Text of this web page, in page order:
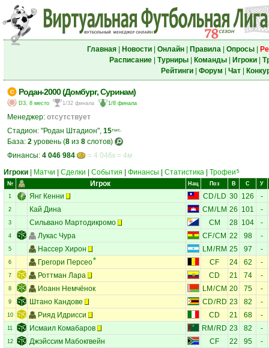
Главная| Новости| Онлайн| Правила| Опросы|
Расписание| Турниры| Команды| Игроки|
Рейтинги| Форум Чат|
Родан-2000 (Домбург, Суринам)
D3, 8 место 1/32 финала 1/8 финала
Менеджер: отсутствует
Стадион: "Родан Штадион", 15тыс.
База: 2 уровень (8 из 8 слотов)
Финансы: 4 046 984
= 4 046к = 4м
Игроки
Матчи Сделки События Финансы Статистика Трофеи 5
№ Игрок Нац Поз В С У
1 Янг Кенни CD/LD 30 126 -
2 Кай Дина CM /LM 26 101 -
3 Сильвано Мартодикромо CM 28 104 -
4 Лукас Чура CF/CM 22 98 -
5 Нассер Хирон LM /RM 25 97 -
6 Грегори Персео CF 24 62 -
7 Роттман Лара CD 21 74 -
8 Иоанн Немчёнок LM /CM 20 75 -
9 Штано Кандове CD/RD 23 82 -
10 Рияд Идрисси CD 21 68 -
11 Исмаил Комабаров RM / RD 23 82 -
12 Джэйссим Мабокгвейн CF 22 95 -